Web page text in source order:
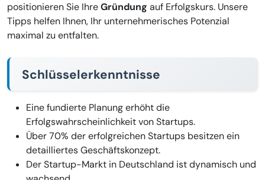
positionieren Sie IhreGründung auf Erfolgskurs. Unsere
Tipps helfen Ihnen, Ihr unternehmerisches Potenzial
maximal zu entfalten.
Schlüsselerkenntnisse
Eine fundierte Planung erhöht die
Erfolgswahrscheinlichkeit von Startups.
Über 70% der erfolgreichen Startups besitzen ein
detailliertes Geschäftskonzept.
Der Startup-Markt in Deutschland ist dynamisch und